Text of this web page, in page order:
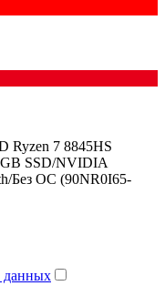
Ryzen 7 8845HS
SSD/NVIDIA
Без ОС (90NR0I65-
данных